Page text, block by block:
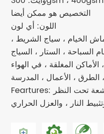
التخصيص هو ممكن أيضا
اللون: أي لون
الخيام ، سياج الشريط ،
السباحة ، الستار ، السياج
المغلقة ، في الهواء
الطرق ، الأعمال ، المدرسة
Feartures: دائم ، وحياة طويلة ، ومقاومة للأشعة تحت النظر
النار ، والعزل الحراري